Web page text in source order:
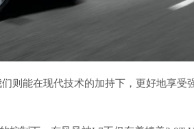
则能在现代技术的加持下，更好地享受